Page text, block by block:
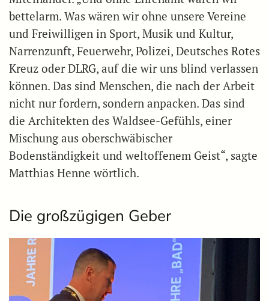
bettelarm. Was wären wir ohne unsere Vereine
und Freiwilligen in Sport, Musik und Kultur,
Narrenzunft, Feuerwehr, Polizei, Deutsches Rotes
Kreuz oder DLRG, auf die wir uns blind verlassen
können. Das sind Menschen, die nach der Arbeit
nicht nur fordern, sondern anpacken. Das sind
die Architekten des Waldsee-Gefühls, einer
Mischung aus oberschwäbischer
Bodenständigkeit und weltoffenem Geist“, sagte
Matthias Henne wörtlich.
Die großzügigen Geber